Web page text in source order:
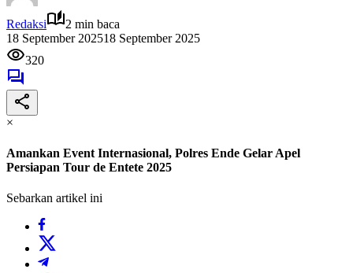
Redaksi
2 min baca
18 September 202518 September 2025
320
×
Amankan Event Internasional, Polres Ende Gelar Apel
Persiapan Tour de Entete 2025
Sebarkan artikel ini